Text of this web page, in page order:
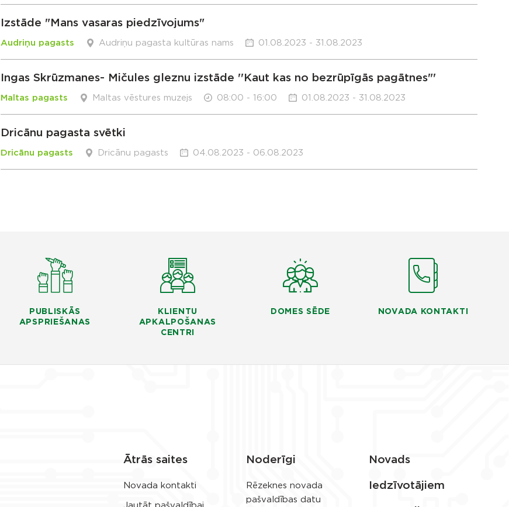
Izstāde "Mans vasaras piedzīvojums"
Audriņu pagasts Audriņu pagasta kultūras nams 01.08.2023 - 31.08.2023
Ingas Skrūzmanes- Mičules gleznu izstāde ''Kaut kas no bezrūpīgās pagātnes"'
Maltas pagasts Maltas vēstures muzejs 08:00 - 16:00 01.08.2023 - 31.08.2023
Dricānu pagasta svētki
Dricānu pagasts Dricānu pagasts 04.08.2023 - 06.08.2023
PUBLISKĀS
APSPRIEŠANAS
KLIENTU
APKALPOŠANAS
CENTRI
DOMES SĒDE NOVADA KONTAKTI
Ātrās saites
Novada kontakti
Noderīgi
Rēzeknes novada
pašvaldības datu
Novads
Iedzīvotājiem